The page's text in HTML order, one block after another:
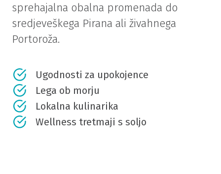
sprehajalna obalna promenada do
sredjeveškega Pirana ali živahnega
Portoroža.
Ugodnosti za upokojence
Lega ob morju
Lokalna kulinarika
Wellness tretmaji s soljo